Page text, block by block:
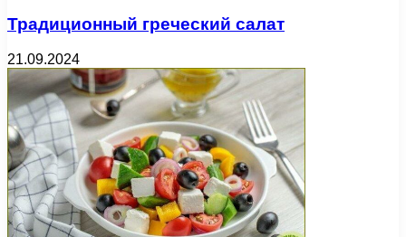
Традиционный греческий салат
21.09.2024